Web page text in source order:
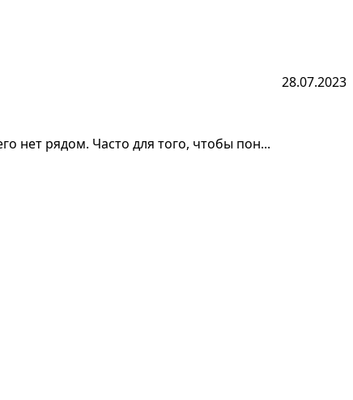
28.07.2023
нет рядом. Часто для того, чтобы пон...